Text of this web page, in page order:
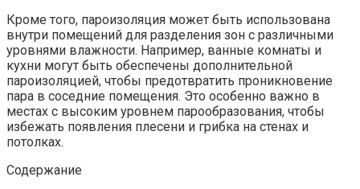
Кроме того, пароизоляция может быть использована
внутри помещений для разделения зон с различными
уровнями влажности. Например, ванные комнаты и
кухни могут быть обеспечены дополнительной
пароизоляцией, чтобы предотвратить проникновение
пара в соседние помещения. Это особенно важно в
местах с высоким уровнем парообразования, чтобы
избежать появления плесени и грибка на стенах и
потолках.
Содержание